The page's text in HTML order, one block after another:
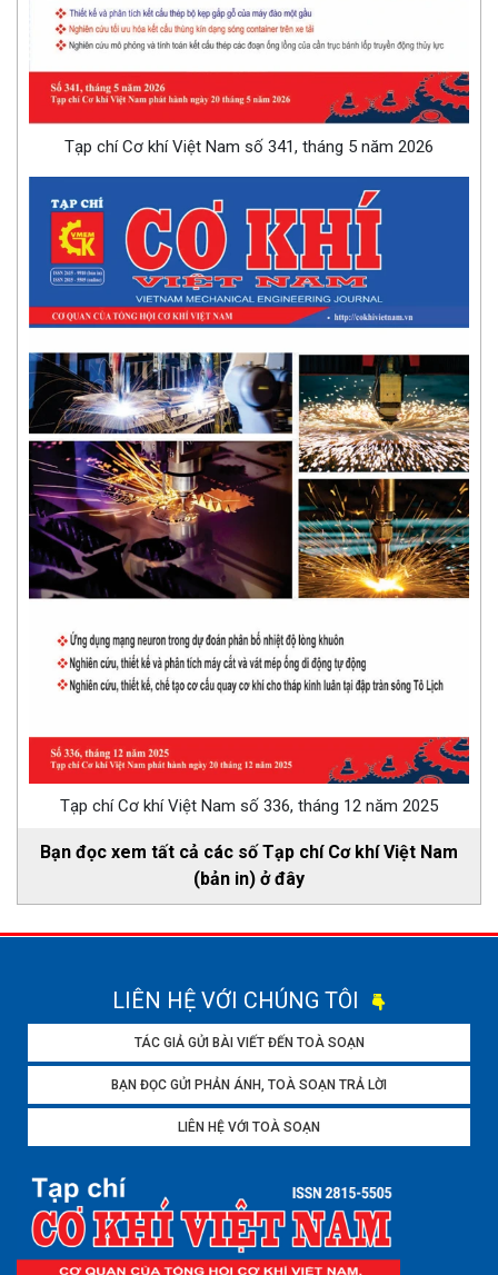
Tạp chí Cơ khí Việt Nam số 341, tháng 5 năm 2026
Tạp chí Cơ khí Việt Nam số 336, tháng 12 năm 2025
Bạn đọc xem tất cả các số Tạp chí Cơ khí Việt Nam
(bản in) ở đây
LIÊN HỆ VỚI CHÚNG TÔI
TÁC GIẢ GỬI BÀI VIẾT ĐẾN TOÀ SOẠN
BẠN ĐỌC GỬI PHẢN ÁNH, TOÀ SOẠN TRẢ LỜI
LIÊN HỆ VỚI TOÀ SOẠN